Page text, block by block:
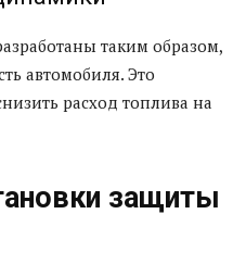
таким образом,
автомобиля. Это
расход топлива на
защиты